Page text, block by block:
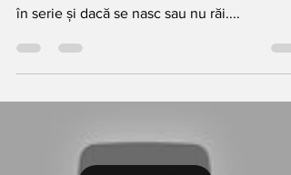
în serie și dacă se nasc sau nu răi....